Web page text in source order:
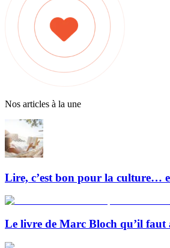
Nos articles à la une
Lire, c’est bon pour la culture…
Le livre de Marc Bloch qu’il faut